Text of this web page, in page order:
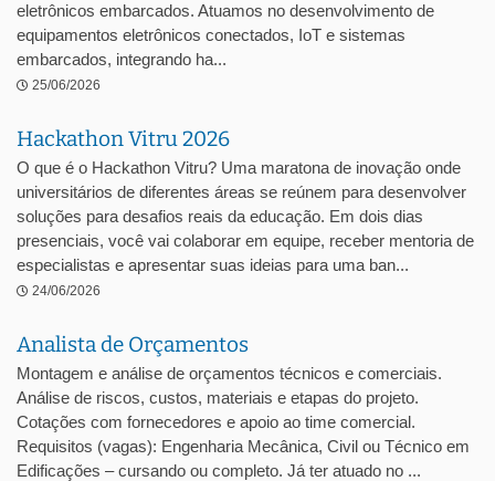
eletrônicos embarcados. Atuamos no desenvolvimento de
equipamentos eletrônicos conectados, IoT e sistemas
embarcados, integrando ha...
25/06/2026
Hackathon Vitru 2026
O que é o Hackathon Vitru? Uma maratona de inovação onde
universitários de diferentes áreas se reúnem para desenvolver
soluções para desafios reais da educação. Em dois dias
presenciais, você vai colaborar em equipe, receber mentoria de
especialistas e apresentar suas ideias para uma ban...
24/06/2026
Analista de Orçamentos
Montagem e análise de orçamentos técnicos e comerciais.
Análise de riscos, custos, materiais e etapas do projeto.
Cotações com fornecedores e apoio ao time comercial.
Requisitos (vagas): Engenharia Mecânica, Civil ou Técnico em
Edificações – cursando ou completo. Já ter atuado no ...